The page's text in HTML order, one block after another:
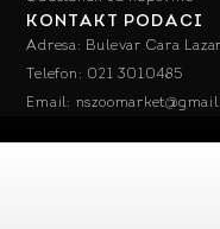
KONTAKT PODACI
Adresa: Bulevar Cara
Telefon: 021 3010485
Email: